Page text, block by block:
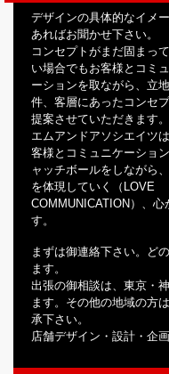
デザインの具体的なイメ
あればお聞かせ下さい。
コンセプトがまだ固まっ
い場合でもお客様とコミ
ーションを取ながら、立
件、客層にあったコンセ
提案させていただきます。
エムアンドアソシエイツ
客様とコミュニケーショ
ャッチボールをしながら
を体現していく（LOVE
COMMUNICATION）、
す。
まずは御連絡下さい。ど
ます。
出張の御相談は、東京・
ます。その他の地域の方
承下さい。
店舗デザイン・設計・企